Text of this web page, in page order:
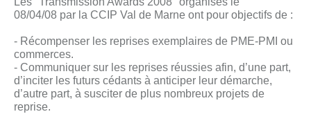
08/04/08 par la CCIP Val de Marne ont pour objectifs de :
- Récompenser les reprises exemplaires de PME-PMI ou
commerces.
- Communiquer sur les reprises réussies afin, d’une part,
d’inciter les futurs cédants à anticiper leur démarche,
d’autre part, à susciter de plus nombreux projets de
reprise.